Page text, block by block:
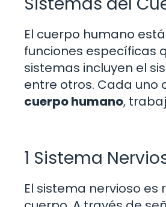
El cuerpo humano
funciones específicas
sistemas incluyen el
entre otros. Cada uno
cuerpo humano,
1 Sistema
El sistema nervioso